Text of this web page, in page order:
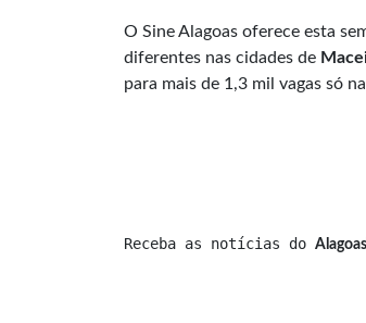
O Sine Alagoas oferece esta
diferentes nas cidades de
para mais de 1,3 mil vagas só
Receba as notícias do